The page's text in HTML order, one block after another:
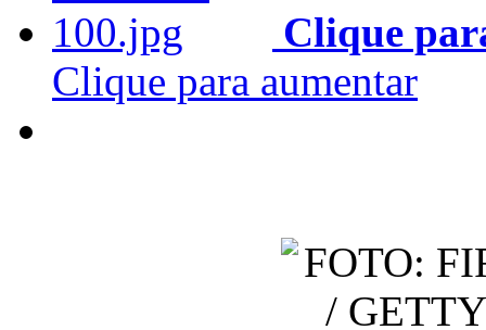
Clique
Clique para aumentar